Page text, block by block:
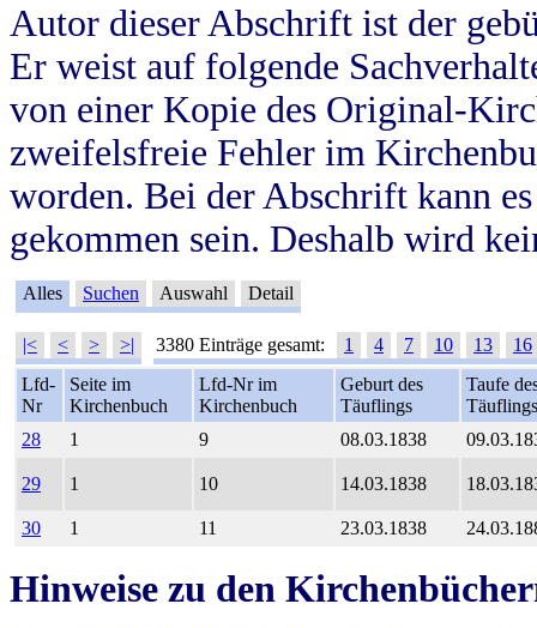
Autor dieser Abschrift ist der
Er weist auf folgende
von einer Kopie des Original-
zweifelsfreie Fehler im
worden. Bei der Abschrift kann
gekommen sein. Deshalb wird
Alles Suchen Auswahl Detail
|< < > >| 3380 Einträge gesamt: 1 4 7 10 13
16
Lfd-
Nr
Seite im
Kirchenbuch
Lfd-Nr im
Kirchenbuch
Geburt des
Täuflings
Taufe
Täuflings
28
1 9 08.03.1838
29 1 10 14.03.1838
30 1 11 23.03.1838
Hinweise zu den